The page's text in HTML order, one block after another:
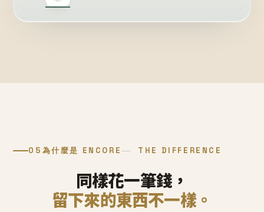
05 為什麼是 ENCORE THE DIFFERENCE
同樣花一筆錢，
留下來的東西不一樣。